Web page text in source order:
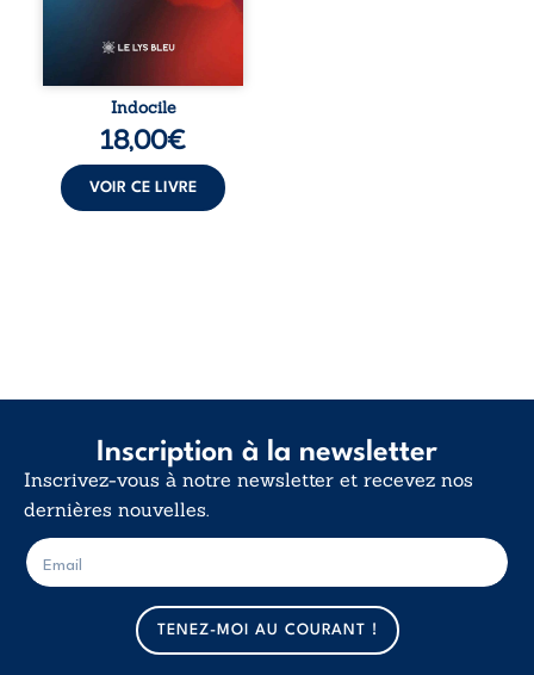
vivent trop fort,
trop vrai, trop tôt.
traversée. Une
langue nue. Une
insurrection
déclaration
d’existence pour ...
Indocile
18,00€
VOIR CE LIVRE
Inscription à la newsletter
Inscrivez-vous à notre newsletter et recevez nos
dernières nouvelles.
m
a
i
l
E
-
m
TENEZ-MOI AU COURANT !